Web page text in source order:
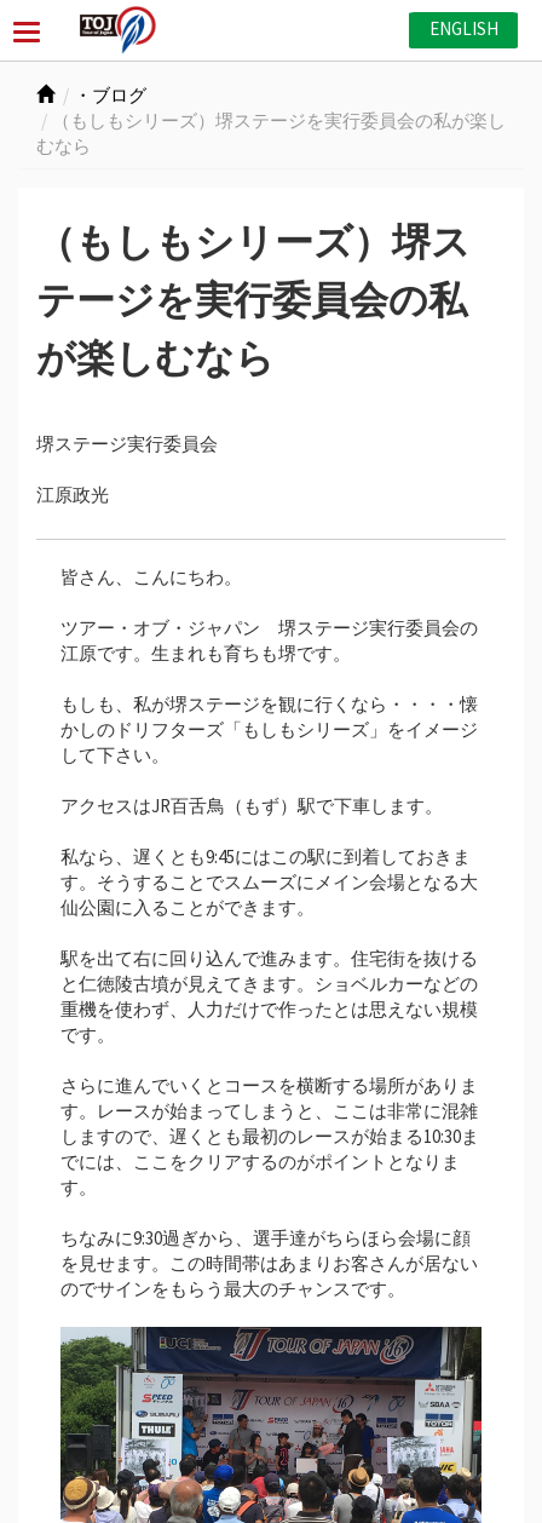
ENGLISH
・ブログ
（もしもシリーズ）堺ステージを実行委員会の私が楽し
むなら
（もしもシリーズ）堺ス
テージを実行委員会の私
が楽しむなら
堺ステージ実行委員会
江原政光
皆さん、こんにちわ。
ツアー・オブ・ジャパン 堺ステージ実行委員会の
江原です。生まれも育ちも堺です。
もしも、私が堺ステージを観に行くなら・・・・懐
かしのドリフターズ「もしもシリーズ」をイメージ
して下さい。
アクセスはJR百舌鳥（もず）駅で下車します。
私なら、遅くとも9:45にはこの駅に到着しておきま
す。そうすることでスムーズにメイン会場となる大
仙公園に入ることができます。
駅を出て右に回り込んで進みます。住宅街を抜ける
と仁徳陵古墳が見えてきます。ショベルカーなどの
重機を使わず、人力だけで作ったとは思えない規模
です。
さらに進んでいくとコースを横断する場所がありま
す。レースが始まってしまうと、ここは非常に混雑
しますので、遅くとも最初のレースが始まる10:30ま
でには、ここをクリアするのがポイントとなりま
す。
ちなみに9:30過ぎから、選手達がちらほら会場に顔
を見せます。この時間帯はあまりお客さんが居ない
のでサインをもらう最大のチャンスです。